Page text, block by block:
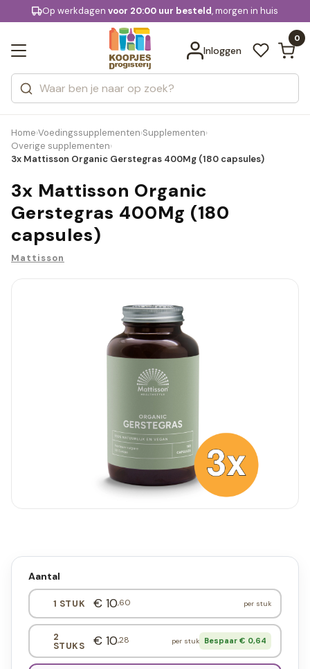
Gratis bezorging
KD.
extra
Op werkdagenvoor 20:00 uur besteld, morgen in huis
Inloggen
0
Zoeken
Categorieën
Merken
Bekijk alle resultaten
Home›Voedingssupplementen›Supplementen›
Overige supplementen›
3x Mattisson Organic Gerstegras 400Mg (180 capsules)
3x Mattisson Organic
Gerstegras 400Mg (180
capsules)
Mattisson
Aantal
1 STUK € 10,60 per stuk
2
STUKS € 10,28 per stuk Bespaar € 0,64